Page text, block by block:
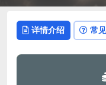
详情介绍 常